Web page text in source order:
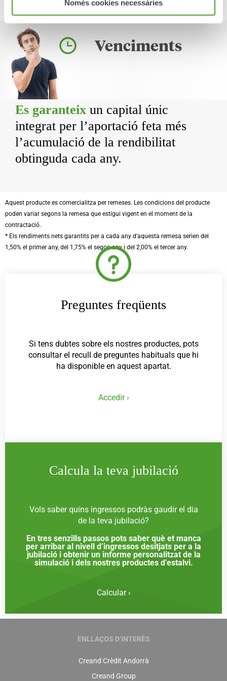
Només cookies necessàries
Venciments
Es garanteix un capital únic
integrat per l’aportació feta més
l’acumulació de la rendibilitat
obtinguda cada any.
Aquest producte es comercialitza per remeses. Les condicions del producte
poden variar segons la remesa que estigui vigent en el moment de la
contractació.
* Els rendiments nets garantits per a cada any d’aquesta remesa serien del
1,50% el primer any, del 1,75% el segon any i del 2,00% el tercer any.
Preguntes freqüents
Si tens dubtes sobre els nostres productes, pots
consultar el recull de preguntes habituals que hi
ha disponible en aquest apartat.
Accedir ›
Calcula la teva jubilació
Vols saber quins ingressos podràs gaudir el dia
de la teva jubilació?
En tres senzills passos pots saber què et manca
per arribar al nivell d’ingressos desitjats per a la
jubilació i obtenir un informe personalitzat de la
simulació i dels nostres productes d’estalvi.
Calcular ›
ENLLAÇOS D’INTERÈS
Creand Crèdit Andorrà
Creand Group